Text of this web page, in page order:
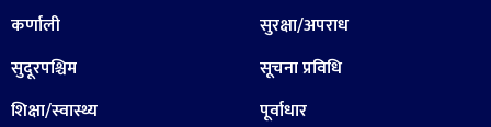
कर्णाली
सुदूरपश्चिम
शिक्षा/स्वास्थ्य
सुरक्षा/अपराध
सूचना प्रविधि
पूर्वाधार